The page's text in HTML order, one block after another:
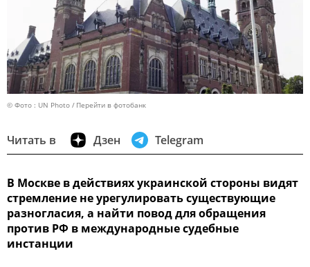
© Фото : UN Photo Перейти в фотобанк
Читать в Дзен Telegram
В Москве в действиях украинской стороны видят
стремление не урегулировать существующие
разногласия, а найти повод для обращения
против РФ в международные судебные
инстанции